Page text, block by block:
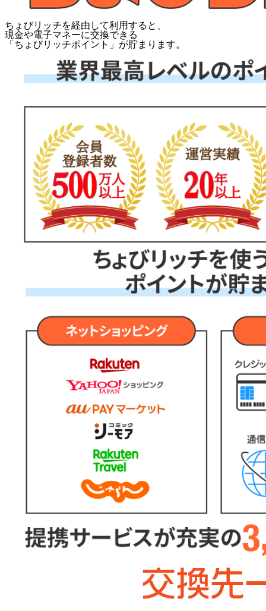
ちょびリッチを経由して利用すると、
現金や電子マネーに交換できる
「 ちょびリッチポイント 」が貯まります。